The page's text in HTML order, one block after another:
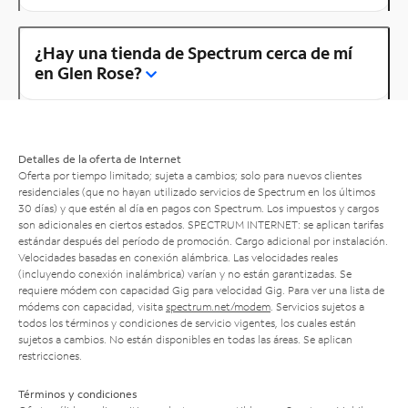
¿Hay una tienda de Spectrum cerca de mí
en Glen Rose?
Detalles de la oferta de Internet
Oferta por tiempo limitado; sujeta a cambios; solo para nuevos clientes
residenciales (que no hayan utilizado servicios de Spectrum en los últimos
30 días) y que estén al día en pagos con Spectrum. Los impuestos y cargos
son adicionales en ciertos estados. SPECTRUM INTERNET: se aplican tarifas
estándar después del período de promoción. Cargo adicional por instalación.
Velocidades basadas en conexión alámbrica. Las velocidades reales
(incluyendo conexión inalámbrica) varían y no están garantizadas. Se
requiere módem con capacidad Gig para velocidad Gig. Para ver una lista de
módems con capacidad, visita spectrum.net/modem . Servicios sujetos a
todos los términos y condiciones de servicio vigentes, los cuales están
sujetos a cambios. No están disponibles en todas las áreas. Se aplican
restricciones.
Términos y condiciones